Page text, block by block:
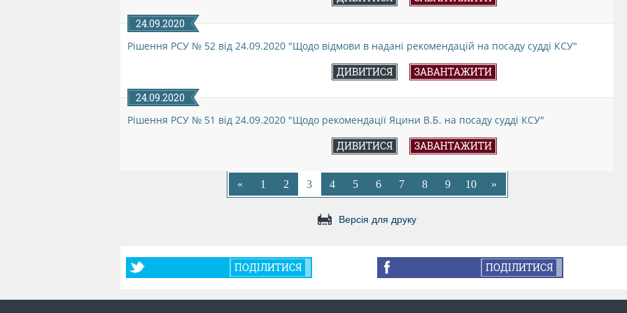
24.09.2020
Рішення РСУ № 52 від 24.09.2020 "Щодо відмови в надані рекомендацій на посаду судді КСУ"
ДИВИТИСЯ
ЗАВАНТАЖИТИ
24.09.2020
Рішення РСУ № 51 від 24.09.2020 "Щодо рекомендації Яцини В.Б. на посаду судді КСУ"
ДИВИТИСЯ
ЗАВАНТАЖИТИ
« 1 2 3 4 5 6 7 8 9 10 »
Версія для друку
ПОДІЛИТИСЯ ПОДІЛИТИСЯ